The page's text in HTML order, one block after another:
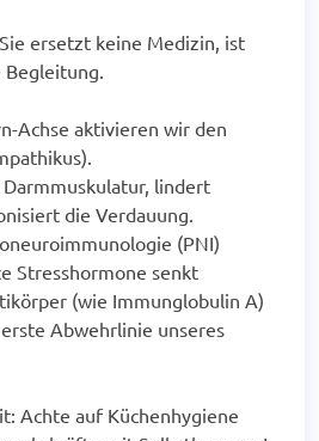
ersetzt keine Medizin, ist
Achse aktivieren wir den
lindert
die Verdauung.
(PNI)
Stresshormone senkt
(wie Immunglobulin A)
Abwehrlinie unseres
Achte auf Küchenhygiene